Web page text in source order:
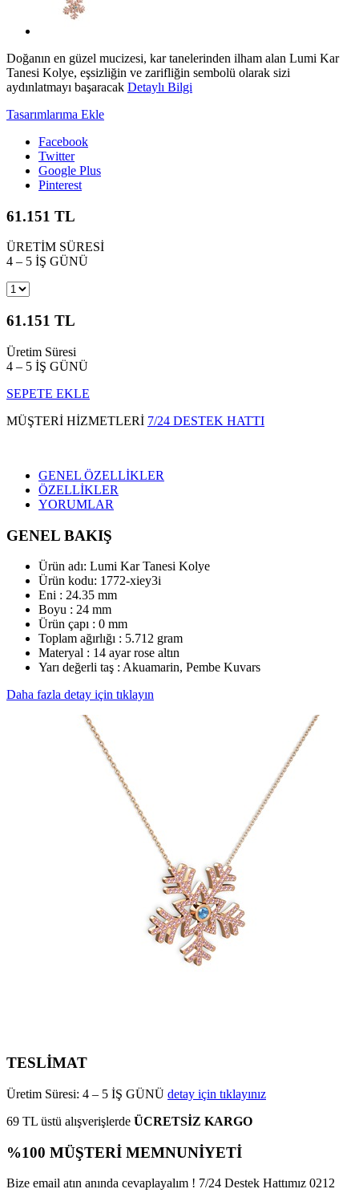
Doğanın en güzel mucizesi, kar tanelerinden ilham alan Lumi Kar
Tanesi Kolye, eşsizliğin ve zarifliğin sembolü olarak sizi
aydınlatmayı başaracak Detaylı Bilgi
Tasarımlarıma Ekle
Facebook
Twitter
Google Plus
Pinterest
61.151 TL
ÜRETİM SÜRESİ
4 – 5 İŞ GÜNÜ
61.151 TL
Üretim Süresi
4 – 5 İŞ GÜNÜ
SEPETE EKLE
MÜŞTERİ HİZMETLERİ 7/24 DESTEK HATTI
GENEL ÖZELLİKLER
ÖZELLİKLER
YORUMLAR
GENEL BAKIŞ
Ürün adı: Lumi Kar Tanesi Kolye
Ürün kodu: 1772-xiey3i
Eni : 24.35 mm
Boyu : 24 mm
Ürün çapı : 0 mm
Toplam ağırlığı : 5.712 gram
Materyal : 14 ayar rose altın
Yarı değerli taş : Akuamarin, Pembe Kuvars
Daha fazla detay için tıklayın
TESLİMAT
Üretim Süresi: 4 – 5 İŞ GÜNÜ detay için tıklayınız
69 TL üstü alışverişlerde ÜCRETSİZ KARGO
%100 MÜŞTERİ MEMNUNİYETİ
Bize email atın anında cevaplayalım ! 7/24 Destek Hattımız 0212